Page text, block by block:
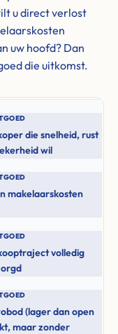
u direct verlost
uw hoofd? Dan
die uitkomst.
die snelheid, rust
wil
makelaarskosten
volledig
(lager dan open
maar zonder